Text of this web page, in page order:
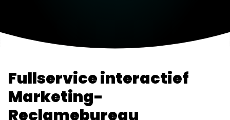
Fullservice interactief
Marketing-
Reclamebureau